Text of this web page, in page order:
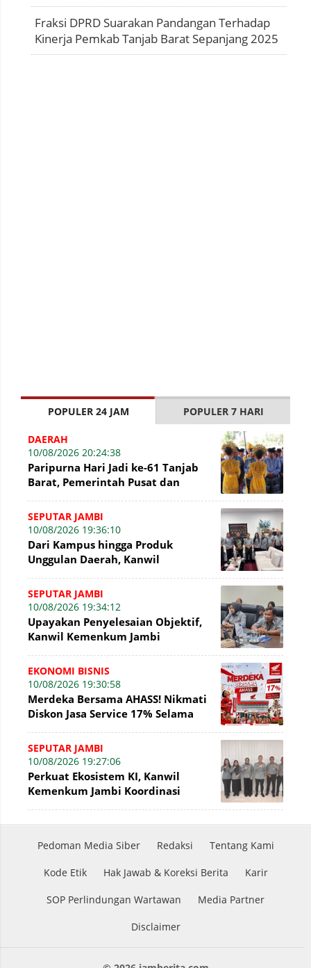
Fraksi DPRD Suarakan Pandangan Terhadap
Kinerja Pemkab Tanjab Barat Sepanjang 2025
POPULER 24 JAM POPULER 7 HARI
DAERAH
10/08/2026 20:24:38
Paripurna Hari Jadi ke-61 Tanjab
Barat, Pemerintah Pusat dan
SEPUTAR JAMBI
10/08/2026 19:36:10
Dari Kampus hingga Produk
Unggulan Daerah, Kanwil
Penguatan Kerja Sama
SEPUTAR JAMBI
10/08/2026 19:34:12
Upayakan Penyelesaian Objektif,
Kanwil Kemenkum Jambi
Sengketa KI
EKONOMI BISNIS
10/08/2026 19:30:58
Merdeka Bersama AHASS! Nikmati
Diskon Jasa Service 17% Selama
SEPUTAR JAMBI
10/08/2026 19:27:06
Perkuat Ekosistem KI, Kanwil
Kemenkum Jambi Koordinasi
Pedoman Media Siber Redaksi Tentang Kami
Kode Etik Hak Jawab & Koreksi Berita Karir
SOP Perlindungan Wartawan Media Partner
Disclaimer